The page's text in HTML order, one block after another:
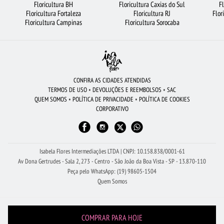
FLORICULTURA RJ FLORICULTURA CAMPINAS
FLORES BRANCAS
ROSAS VERMELHAS
FLORICULTURA UBERLÂNDIA CESTA DE FRUTAS CESTA DE CAFÉ DA MANHÃ
VIOLETA FLORICULTURA PORTO ALEGRE
BUQUÊ DE ROSAS VERMELHAS FLORICULTURA JOÃO PESSOA
FLORICULTURA GUARULHOS
Floricultura BH
Floricultura Fortaleza
Floricultura Campinas
Floricultura Caxias do Sul
Floricultura RJ
Floricultura Sorocaba
CONFIRA AS CIDADES ATENDIDAS
TERMOS DE USO • DEVOLUÇÕES E REEMBOLSOS • SAC
QUEM SOMOS • POLÍTICA DE PRIVACIDADE • POLÍTICA DE COOKIES
CORPORATIVO
Isabela Flores Intermediações LTDA | CNPJ: 10.158.838/0001-61
Av Dona Gertrudes - Sala 2, 273 - Centro - São João da Boa Vista - SP - 13.870-110
Peça pelo WhatsApp: (19) 98605-1504
Quem Somos
COMPRAR PARA HOJE